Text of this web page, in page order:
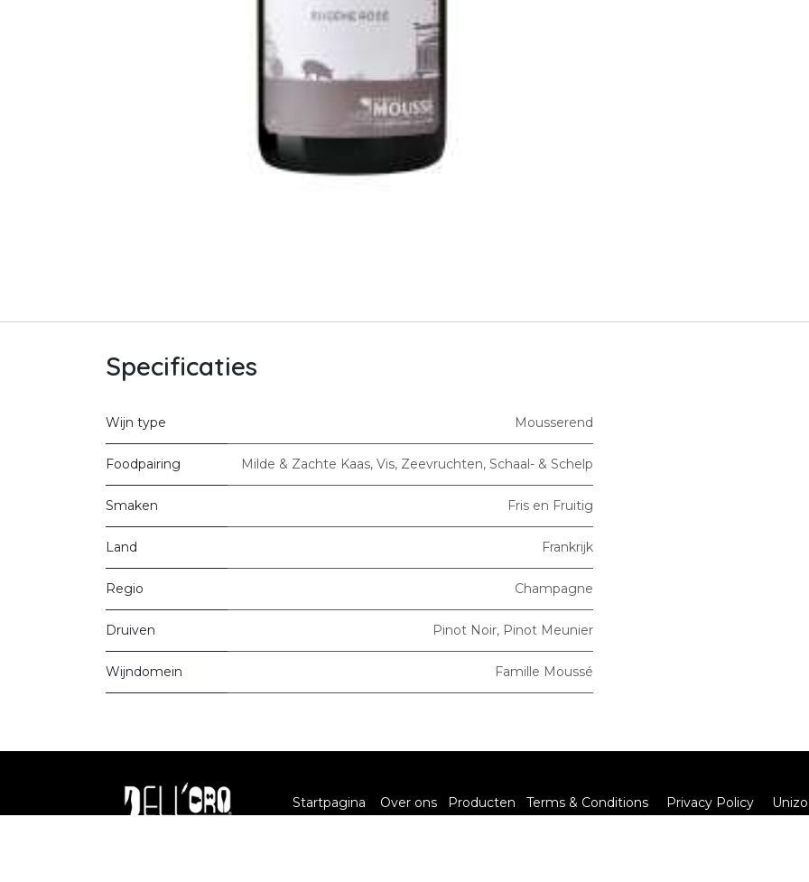
Specificaties
Wijn type Mousserend
Foodpairing Milde & Zachte Kaas, Vis, Zeevruchten, Schaal- & Schelp
Smaken Fris en Fruitig
Land Frankrijk
Regio Champagne
Druiven Pinot Noir, Pinot Meunier
Wijndomein Famille Moussé
Startpagina Over ons Producten Terms & Conditions Privacy Policy